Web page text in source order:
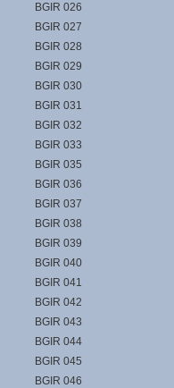
BGIR 026
BGIR 027
BGIR 028
BGIR 029
BGIR 030
BGIR 031
BGIR 032
BGIR 033
BGIR 035
BGIR 036
BGIR 037
BGIR 038
BGIR 039
BGIR 040
BGIR 041
BGIR 042
BGIR 043
BGIR 044
BGIR 045
BGIR 046